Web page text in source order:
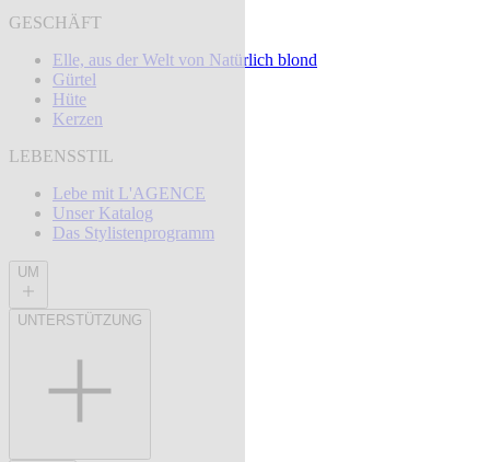
GESCHÄFT
Elle, aus der Welt von Natürlich blond
Gürtel
Hüte
Kerzen
LEBENSSTIL
Lebe mit L'AGENCE
Unser Katalog
Das Stylistenprogramm
UM
UNTERSTÜTZUNG